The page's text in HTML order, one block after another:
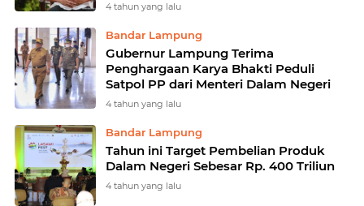
4 tahun yang lalu
Bandar Lampung
Gubernur Lampung Terima
Penghargaan Karya Bhakti Peduli
Satpol PP dari Menteri Dalam Negeri
4 tahun yang lalu
Bandar Lampung
Tahun ini Target Pembelian Produk
Dalam Negeri Sebesar Rp. 400 Triliun
4 tahun yang lalu